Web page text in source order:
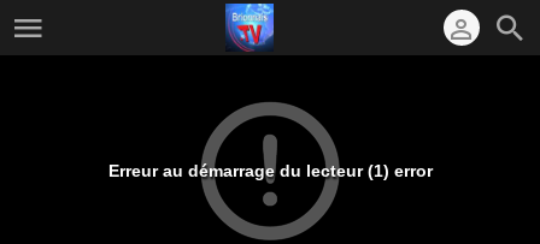
Erreur au démarrage du lecteur (1) error